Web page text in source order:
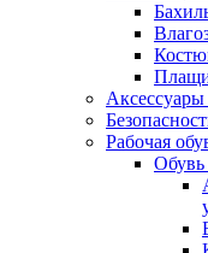
Аксессуары
Рабочая
Обувь